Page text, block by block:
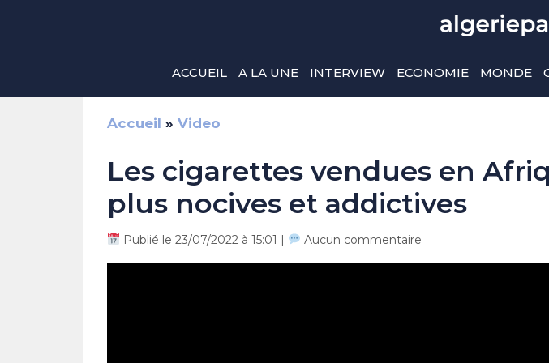
ACCUEIL A LA UNE INTERVIEW ECONOMIE MONDE
Accueil » Video
Les cigarettes vendues en
plus nocives et addictives
Publié le 23/07/2022 à 15:01 | Aucun commentaire